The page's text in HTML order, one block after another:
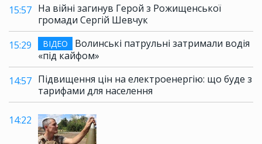
15:57 На війні загинув Герой з Рожищенської
громади Сергій Шевчук
15:29
ВІДЕО
Волинські патрульні затримали водія
«під кайфом»
14:57 Підвищення цін на електроенергію: що буде з
тарифами для населення
14:22